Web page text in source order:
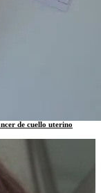
de cuello uterino